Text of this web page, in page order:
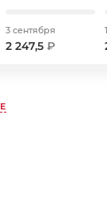
3 сентября
2 247,5 ₽